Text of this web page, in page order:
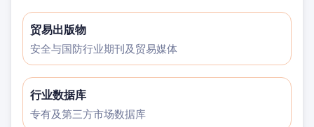
贸易出版物
安全与国防行业期刊及贸易媒体
行业数据库
专有及第三方市场数据库